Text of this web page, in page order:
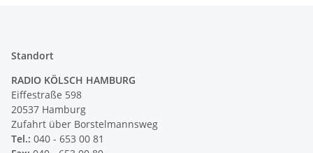
Standort
RADIO KÖLSCH HAMBURG
Eiffestraße 598
20537 Hamburg
Zufahrt über Borstelmannsweg
Tel.: 040 - 653 00 81